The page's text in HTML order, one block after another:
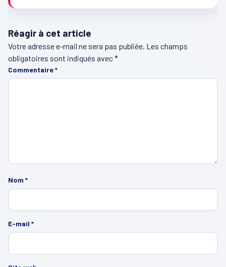
Réagir à cet article
Votre adresse e-mail ne sera pas publiée. Les champs
obligatoires sont indiqués avec*
Commentaire*
Nom *
E-mail *